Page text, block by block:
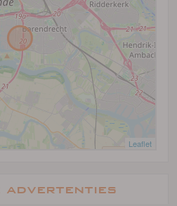
Leaflet
advertenties